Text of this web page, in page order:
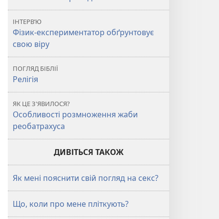
ІНТЕРВ’Ю
Фізик-експериментатор обґрунтовує
свою віру
ПОГЛЯД БІБЛІЇ
Релігія
ЯК ЦЕ З'ЯВИЛОСЯ?
Особливості розмноження жаби
реобатрахуса
ДИВІТЬСЯ ТАКОЖ
Як мені пояснити свій погляд на секс?
Що, коли про мене пліткують?